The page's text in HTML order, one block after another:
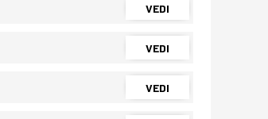
VEDI
VEDI
VEDI